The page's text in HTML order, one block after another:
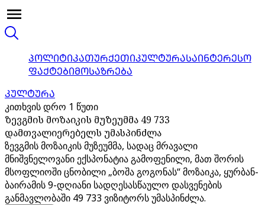
ᲞᲝᲚᲘᲢᲘᲙᲐᲗᲣᲠᲥᲔᲗᲘᲙᲣᲚᲢᲣᲠᲐᲡᲐᲘᲜᲢᲔᲠᲔᲡᲝ
ᲤᲐᲥᲢᲔᲑᲘᲛᲝᲡᲐᲖᲠᲔᲑᲐ
ᲙᲣᲚᲢᲣᲠᲐ
კითხვის დრო 1 წუთი
ზევგმის მოზაიკის მუზეუმმა 49 733
დამთვალიერებელს უმასპინძლა
ზევგმის მოზაიკის მუზეუმმა, სადაც მრავალი
მნიშვნელოვანი ექსპონატია გამოფენილი, მათ შორის
მსოფლიოში ცნობილი „ბოშა გოგონას“ მოზაიკა, ყურბან-
ბაირამის 9-დღიანი სადღესასწაულო დასვენების
განმავლობაში 49 733 ვიზიტორს უმასპინძლა.